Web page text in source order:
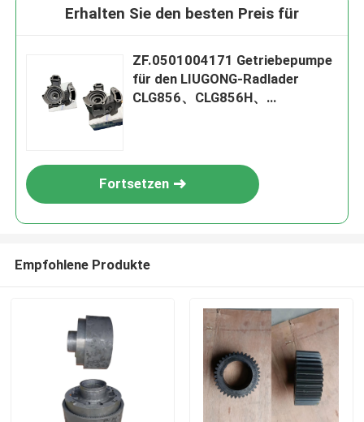
Erhalten Sie den besten Preis für
ZF.0501004171 Getriebepumpe
für den LIUGONG-Radlader
CLG856、CLG856H、
Fortsetzen
Empfohlene Produkte